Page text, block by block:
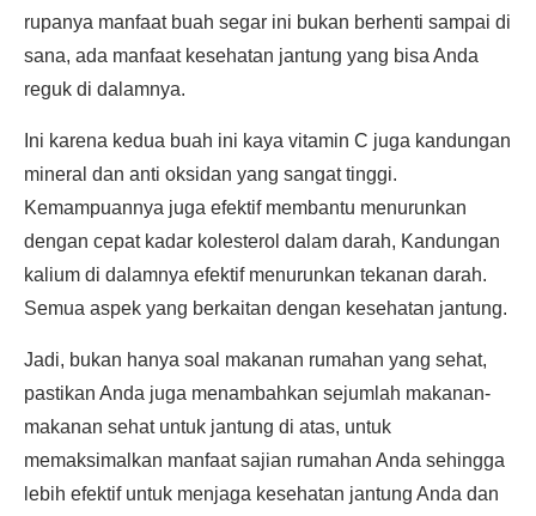
rupanya manfaat buah segar ini bukan berhenti sampai di
sana, ada manfaat kesehatan jantung yang bisa Anda
reguk di dalamnya.
Ini karena kedua buah ini kaya vitamin C juga kandungan
mineral dan anti oksidan yang sangat tinggi.
Kemampuannya juga efektif membantu menurunkan
dengan cepat kadar kolesterol dalam darah, Kandungan
kalium di dalamnya efektif menurunkan tekanan darah.
Semua aspek yang berkaitan dengan kesehatan jantung.
Jadi, bukan hanya soal makanan rumahan yang sehat,
pastikan Anda juga menambahkan sejumlah makanan-
makanan sehat untuk jantung di atas, untuk
memaksimalkan manfaat sajian rumahan Anda sehingga
lebih efektif untuk menjaga kesehatan jantung Anda dan